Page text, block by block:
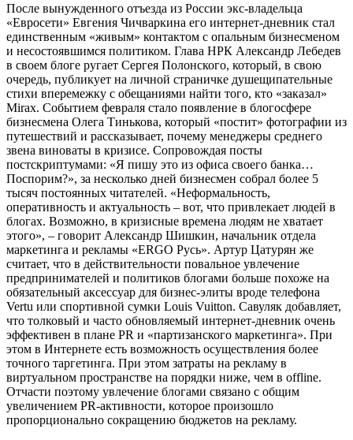
После вынужденного отъезда из России экс-владельца
«Евросети» Евгения Чичваркина его интернет-дневник стал
единственным «живым» контактом с опальным бизнесменом
и несостоявшимся политиком. Глава НРК Александр Лебедев
в своем блоге ругает Сергея Полонского, который, в свою
очередь, публикует на личной страничке душещипательные
стихи вперемежку с обещаниями найти того, кто «заказал»
Mirax. Событием февраля стало появление в блогосфере
бизнесмена Олега Тинькова, который «постит» фотографии из
путешествий и рассказывает, почему менеджеры среднего
звена виноваты в кризисе. Сопровождая посты
постскриптумами: «Я пишу это из офиса своего банка…
Поспорим?», за несколько дней бизнесмен собрал более 5
тысяч постоянных читателей. «Неформальность,
оперативность и актуальность – вот, что привлекает людей в
блогах. Возможно, в кризисные времена людям не хватает
этого», – говорит Александр Шишкин, начальник отдела
маркетинга и рекламы «ERGO Русь». Артур Цатурян же
считает, что в действительности повальное увлечение
предпринимателей и политиков блогами больше похоже на
обязательный аксессуар для бизнес-элиты вроде телефона
Vertu или спортивной сумки Louis Vuitton. Савуляк добавляет,
что толковый и часто обновляемый интернет-дневник очень
эффективен в плане PR и «партизанского маркетинга». При
этом в Интернете есть возможность осуществления более
точного таргетинга. При этом затраты на рекламу в
виртуальном пространстве на порядки ниже, чем в offline.
Отчасти поэтому увлечение блогами связано с общим
увеличением PR-активности, которое произошло
пропорционально сокращению бюджетов на рекламу.